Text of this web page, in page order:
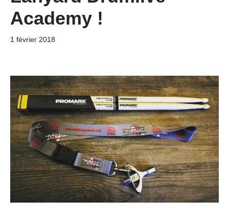
Academy !
1 février 2018